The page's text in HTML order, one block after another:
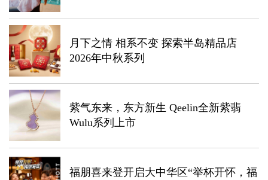
月下之情 相系不变 探索半岛精品店
2026年中秋系列
紫气东来，东方新生 Qeelin全新紫翡
Wulu系列上市
福朋喜来登开启大中华区“举杯开怀，福